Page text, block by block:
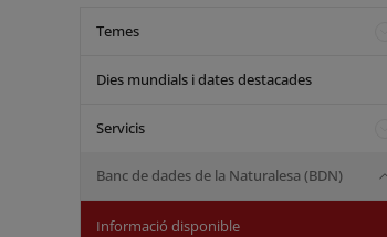
Temes
Dies mundials i dates destacades
Servicis
Banc de dades de la Naturalesa (BDN)
Informació disponible